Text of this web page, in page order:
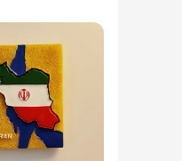
a durable and
history